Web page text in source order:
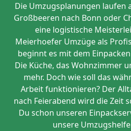
Die Umzugsplanungen laufen
Großbeeren nach Bonn oder
eine logistische
Meierhoefer Umzüge als
beginnt es mit dem
Die Küche, das Wohnzimmer
mehr. Doch wie soll das
Arbeit funktionieren? Der
nach Feierabend wird die Zeit
Du schon unseren
unsere